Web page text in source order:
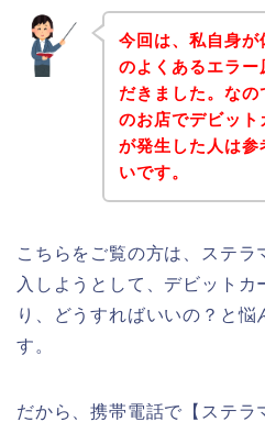
今回は、私自身が
のよくあるエラー
だきました。な
のお店でデビッ
が発生した人は
いです。
こちらをご覧の方は、ステラ
入しようとして、デビットカ
り、どうすればいいの？と悩
す。
だから、携帯電話で【ステラ